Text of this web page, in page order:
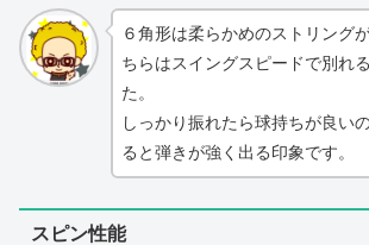
６角形は柔らかめのストリング
ちらはスイングスピードで別れ
た。
しっかり振れたら球持ちが良い
ると弾きが強く出る印象です。
スピン性能